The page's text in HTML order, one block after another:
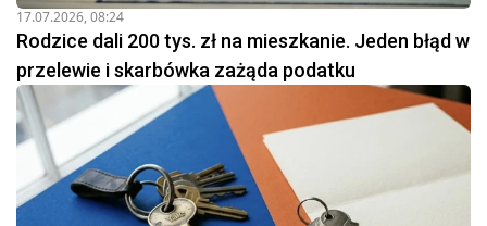
17.07.2026, 08:24
Rodzice dali 200 tys. zł na mieszkanie. Jeden błąd w
przelewie i skarbówka zażąda podatku